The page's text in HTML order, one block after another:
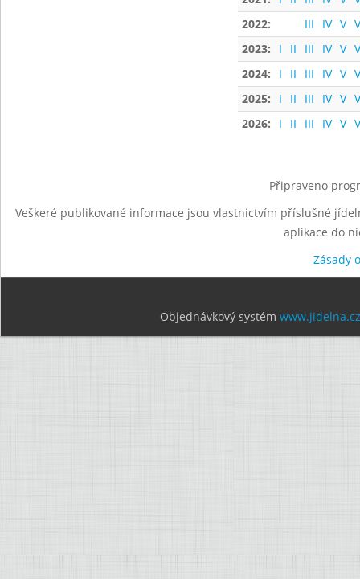
2022:
III IV V
2023:
I II III IV V
2024:
I II III IV V
2025:
I II III IV V
2026:
I II III IV V
Připraveno
Veškeré publikované informace jsou vlastnictvím příslušné
aplikace do
Zásady
Objednávkový systém www.jidelna.cz